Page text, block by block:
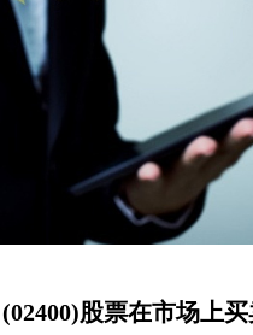
股票在市场上